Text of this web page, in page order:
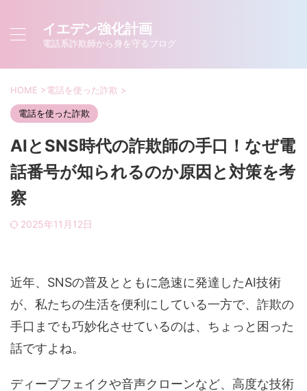
イエデン強化計画
電話系詐欺師から身を守るブログ
HOME >電話を使った詐欺 >
電話を使った詐欺
AIとSNS時代の詐欺師の手口！なぜ電
話番号が知られるのか原因と対策を考
察
2025年11月12日
近年、SNSの普及とともに急速に発達したAI技術
が、私たちの生活を便利にしている一方で、詐欺の
手口までも巧妙化させているのは、ちょっと困った
話ですよね。
ディープフェイクや音声クローンなど、高度な技術